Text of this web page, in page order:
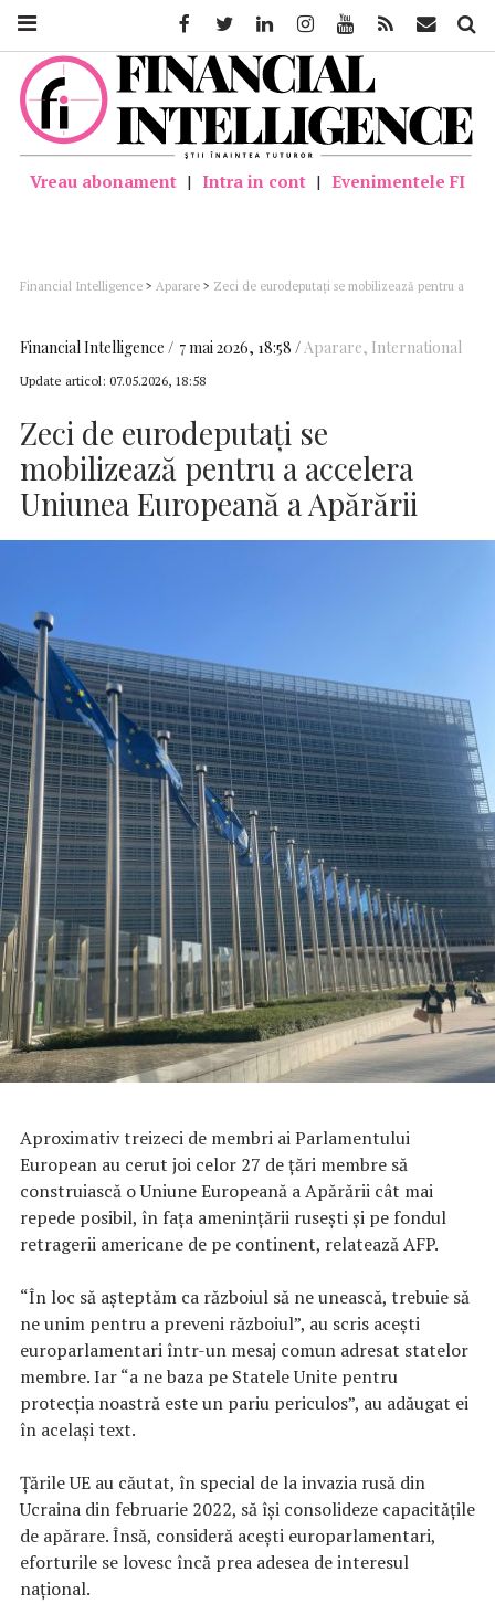
Vreau abonament | Intra in cont | Evenimentele FI
Financial Intelligence > Aparare > Zeci de eurodeputaţi se mobilizează pentru a
Financial Intelligence 7 mai 2026, 18:58 Aparare, International
Update articol: 07.05.2026, 18:58
Zeci de eurodeputaţi se
mobilizează pentru a accelera
Uniunea Europeană a Apărării
Aproximativ treizeci de membri ai Parlamentului
European au cerut joi celor 27 de ţări membre să
construiască o Uniune Europeană a Apărării cât mai
repede posibil, în faţa ameninţării ruseşti şi pe fondul
retragerii americane de pe continent, relatează AFP.
“În loc să aşteptăm ca războiul să ne unească, trebuie să
ne unim pentru a preveni războiul”, au scris aceşti
europarlamentari într-un mesaj comun adresat statelor
membre. Iar “a ne baza pe Statele Unite pentru
protecţia noastră este un pariu periculos”, au adăugat ei
în acelaşi text.
Ţările UE au căutat, în special de la invazia rusă din
Ucraina din februarie 2022, să îşi consolideze capacităţile
de apărare. Însă, consideră aceşti europarlamentari,
eforturile se lovesc încă prea adesea de interesul
naţional.
FacebookTwitter LinkedinInstagramYoutube Feed Mail